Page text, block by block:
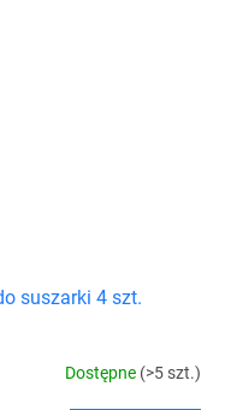
suszarki 4 szt.
Dostępne (>5 szt.)